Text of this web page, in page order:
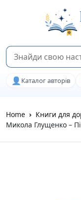
👤 Каталог авторів
Home Книги для
Микола Глущенко –